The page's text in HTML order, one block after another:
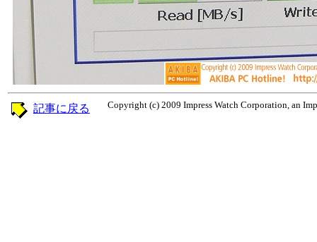
記事に戻る Copyright (c) 2009 Impress Watch Corporation, an